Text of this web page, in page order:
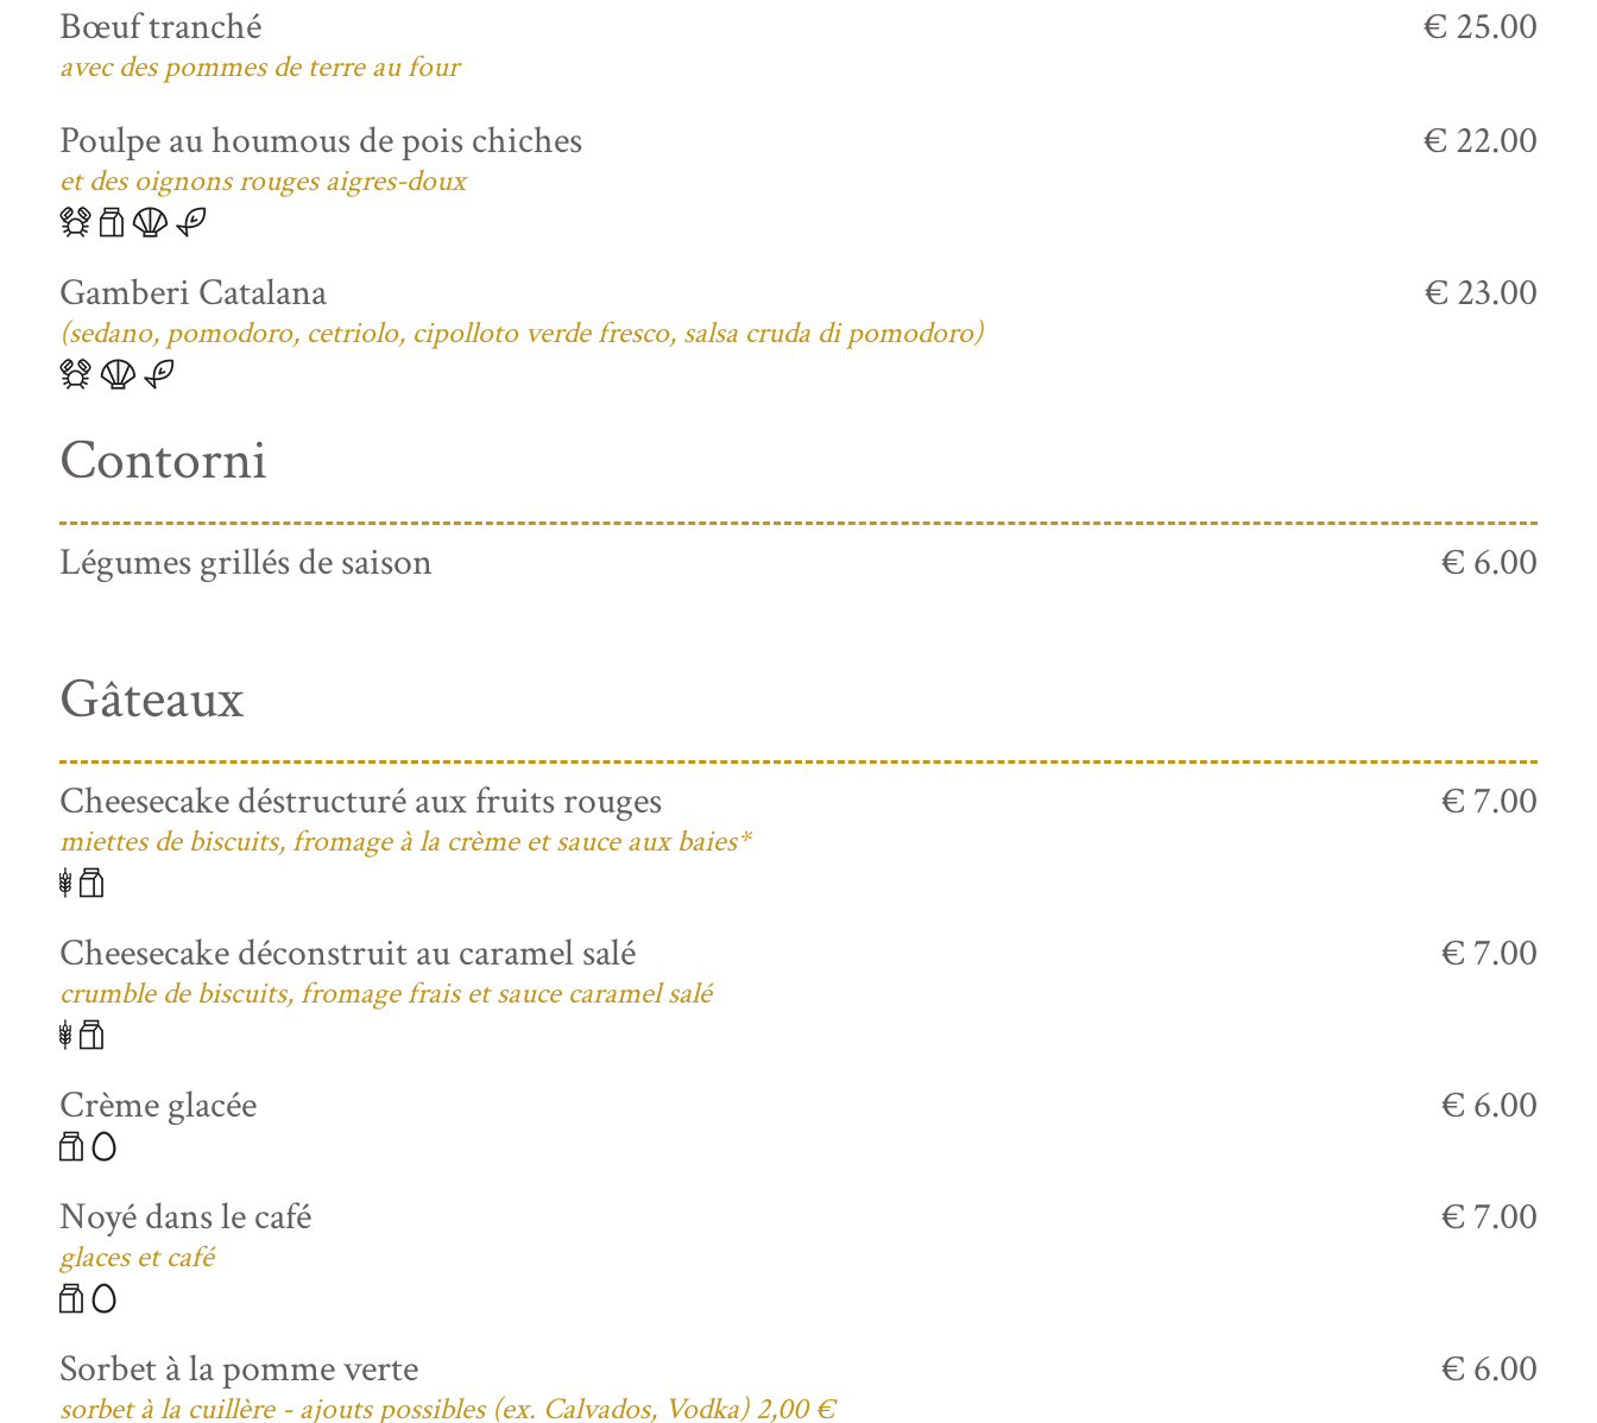
Bœuf tranché
avec des pommes de terre au four
€ 25.00
Poulpe au houmous de pois chiches
et des oignons rouges aigres-doux
€ 22.00
Gamberi Catalana
(sedano, pomodoro, cetriolo, cipolloto verde fresco, salsa cruda di pomodoro)
€ 23.00
Contorni
Légumes grillés de saison € 6.00
Gâteaux
Cheesecake déstructuré aux fruits rouges
miettes de biscuits, fromage à la crème et sauce aux baies*
€ 7.00
Cheesecake déconstruit au caramel salé
crumble de biscuits, fromage frais et sauce caramel salé
€ 7.00
Crème glacée € 6.00
Noyé dans le café
glaces et café
€ 7.00
Sorbet à la pomme verte
sorbet à la cuillère - ajouts possibles (ex. Calvados, Vodka) 2,00 €
€ 6.00